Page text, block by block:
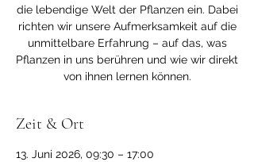
die lebendige Welt der Pflanzen ein. Dabei
richten wir unsere Aufmerksamkeit auf die
unmittelbare Erfahrung – auf das, was
Pflanzen in uns berühren und wie wir direkt
von ihnen lernen können.
Zeit & Ort
13. Juni 2026, 09:30 – 17:00